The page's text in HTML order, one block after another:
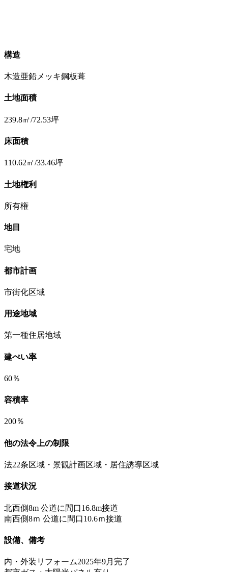
構造
木造亜鉛メッキ鋼板葺
土地面積
239.8㎡/72.53坪
床面積
110.62㎡/33.46坪
土地権利
所有権
地目
宅地
都市計画
市街化区域
用途地域
第一種住居地域
建ぺい率
60％
容積率
200％
他の法令上の制限
法22条区域・景観計画区域・居住誘導区域
接道状況
北西側8m 公道に間口16.8m接道
南西側8ｍ 公道に間口10.6ｍ接道
設備、備考
内・外装リフォーム2025年9月完了